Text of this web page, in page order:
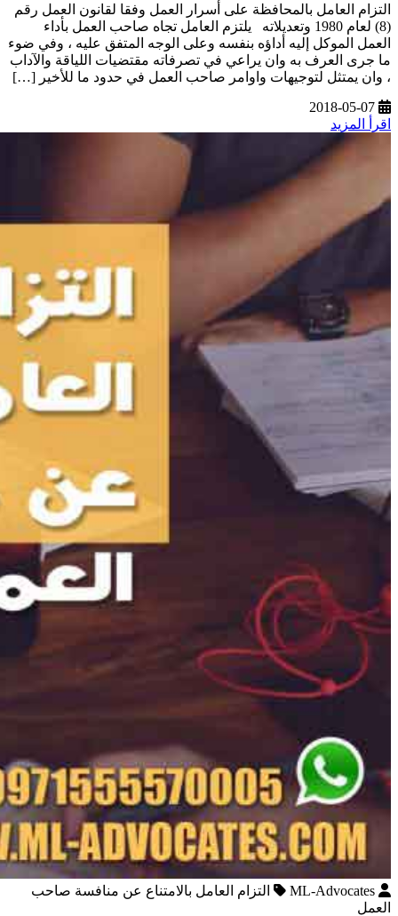
التزام العامل بالمحافظة على أسرار العمل وفقا لقانون العمل رقم
(8) لعام 1980 وتعديلاته يلتزم العامل تجاه صاحب العمل بأداء
العمل الموكل إليه أداؤه بنفسه وعلى الوجه المتفق عليه ، وفي ضوء
ما جرى العرف به وان يراعي في تصرفاته مقتضيات اللياقة والآداب
، وان يمتثل لتوجيهات واوامر صاحب العمل في حدود ما للأخير […]
2018-05-07
اقرأ المزيد
ML-Advocates
التزام العامل بالامتناع عن منافسة صاحب
العمل